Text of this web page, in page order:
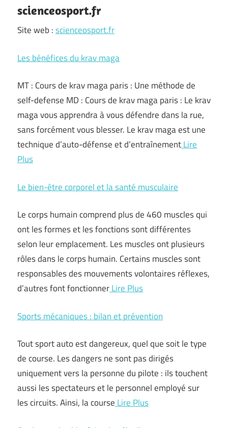
scienceosport.fr
Site web :scienceosport.fr
Les bénéfices du krav maga
MT : Cours de krav maga paris : Une méthode de
self-defense MD : Cours de krav maga paris : Le krav
maga vous apprendra à vous défendre dans la rue,
sans forcément vous blesser. Le krav maga est une
technique d’auto-défense et d’entraînementLire
Plus
Le bien-être corporel et la santé musculaire
Le corps humain comprend plus de 460 muscles qui
ont les formes et les fonctions sont différentes
selon leur emplacement. Les muscles ont plusieurs
rôles dans le corps humain. Certains muscles sont
responsables des mouvements volontaires réflexes,
d’autres font fonctionnerLire Plus
Sports mécaniques : bilan et prévention
Tout sport auto est dangereux, quel que soit le type
de course. Les dangers ne sont pas dirigés
uniquement vers la personne du pilote : ils touchent
aussi les spectateurs et le personnel employé sur
les circuits. Ainsi, la course Lire Plus